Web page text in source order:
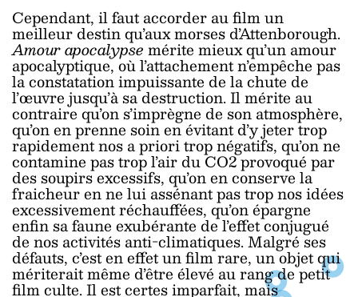
Cependant, il faut accorder au film un
meilleur destin qu’aux morses d’Attenborough.
Amour apocalypsemérite mieux qu’un amour
apocalyptique, où l’attachement n’empêche pas
la constatation impuissante de la chute de
l’œuvre jusqu’à sa destruction. Il mérite au
contraire qu’on s’imprègne de son atmosphère,
qu’on en prenne soin en évitant d’y jeter trop
rapidement nos a priori trop négatifs, qu’on ne
contamine pas trop l’air du CO2 provoqué par
des soupirs excessifs, qu’on en conserve la
fraicheur en ne lui assénant pas trop nos idées
excessivement réchauffées, qu’on épargne
enfin sa faune exubérante de l’effet conjugué
de nos activités anti-climatiques. Malgré ses
défauts, c’est en effet un film rare, un objet qui
mériterait même d’être élevé au rang de petit
film culte. Il est certes imparfait, mais